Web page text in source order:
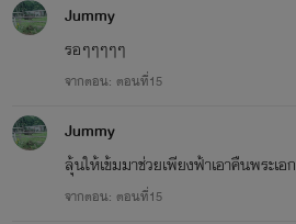
Jummy
รอๆๆๆๆๆ
จากตอน: ตอนที่15
Jummy
ลุ้นให้เข้มมาช่วยเพียงฟ้าเอาคืนพระเอก
จากตอน: ตอนที่15